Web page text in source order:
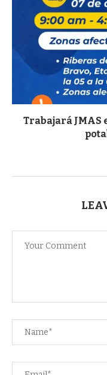
Trabajará JMAS